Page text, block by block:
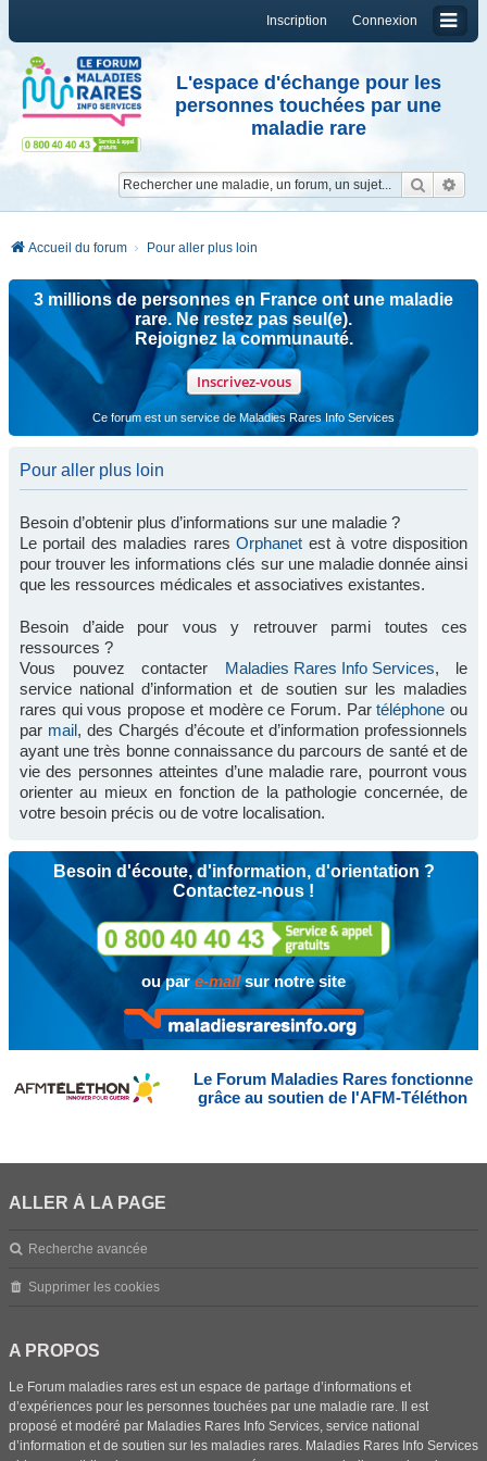
Connexion
Inscription
L'espace d'échange pour les
personnes touchées par une
maladie rare
Accueil du forum Pour aller plus loin
3 millions de personnes en France ont une maladie
rare. Ne restez pas seul(e).
Rejoignez la communauté.
Inscrivez-vous
Ce forum est un service de Maladies Rares Info Services
Pour aller plus loin
Besoin d’obtenir plus d’informations sur une maladie ?
Le portail des maladies raresOrphanet est à votre disposition
pour trouver les informations clés sur une maladie donnée ainsi
que les ressources médicales et associatives existantes.
Besoin d’aide pour vous y retrouver parmi toutes ces
ressources ?
Vous pouvez contacter Maladies Rares Info Services, le
service national d’information et de soutien sur les maladies
rares qui vous propose et modère ce Forum. Partéléphone ou
par mail, des Chargés d’écoute et d’information professionnels
ayant une très bonne connaissance du parcours de santé et de
vie des personnes atteintes d’une maladie rare, pourront vous
orienter au mieux en fonction de la pathologie concernée, de
votre besoin précis ou de votre localisation.
Besoin d'écoute, d'information, d'orientation ?
Contactez-nous !
ou pare-mailsur notre site
Le Forum Maladies Rares fonctionne
grâce au soutien de l'AFM-Téléthon
ALLER À LA PAGE
Recherche avancée
Supprimer les cookies
A PROPOS
Le Forum maladies rares est un espace de partage d’informations et
d’expériences pour les personnes touchées par une maladie rare. Il est
proposé et modéré par Maladies Rares Info Services, service national
d’information et de soutien sur les maladies rares. Maladies Rares Info Services